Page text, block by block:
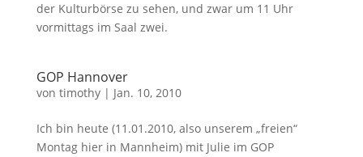
der Kulturbörse zu sehen, und zwar um 11 Uhr
vormittags im Saal zwei.
GOP Hannover
von timothy| Jan. 10, 2010
Ich bin heute (11.01.2010, also unserem „freien“
Montag hier in Mannheim) mit Julie im GOP